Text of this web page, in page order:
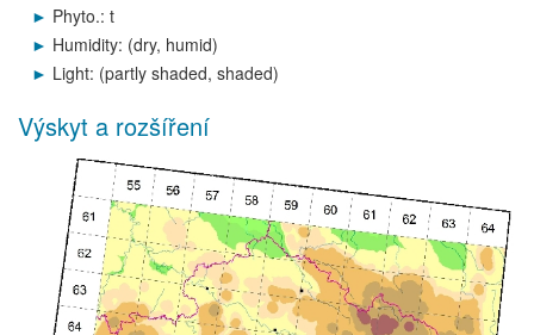
Phyto.: t
Humidity: (dry, humid)
Light: (partly shaded, shaded)
Výskyt a rozšíření